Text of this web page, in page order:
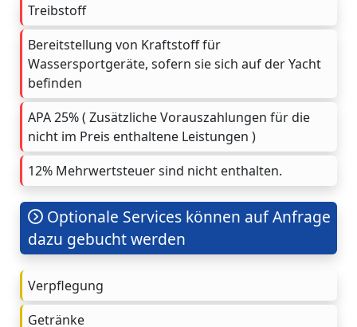
Treibstoff
Bereitstellung von Kraftstoff für
Wassersportgeräte, sofern sie sich auf der Yacht
befinden
APA 25% ( Zusätzliche Vorauszahlungen für die
nicht im Preis enthaltene Leistungen )
12% Mehrwertsteuer sind nicht enthalten.
Optionale Services können auf Anfrage
dazu gebucht werden
Verpflegung
Getränke